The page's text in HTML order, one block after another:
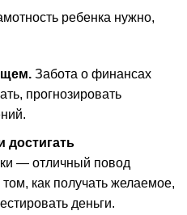
ребенка нужно,
Забота о финансах
прогнозировать
достигать
— отличный повод
как получать желаемое,
деньги.